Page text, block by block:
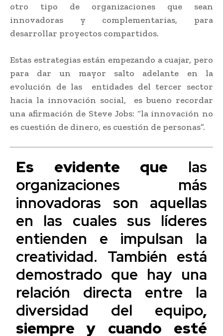
otro tipo de organizaciones que sean
innovadoras y complementarias, para
desarrollar proyectos compartidos.
Estas estrategias están empezando a cuajar, pero
para dar un mayor salto adelante en la
evolución de las entidades del tercer sector
hacia la innovación social, es bueno recordar
una afirmación de Steve Jobs: “la innovación no
es cuestión de dinero, es cuestión de personas”.
Es evidente que las
organizaciones más
innovadoras son aquellas
en las cuales sus líderes
entienden e impulsan la
creatividad. También está
demostrado que hay una
relación directa entre la
diversidad del equipo,
siempre y cuando esté